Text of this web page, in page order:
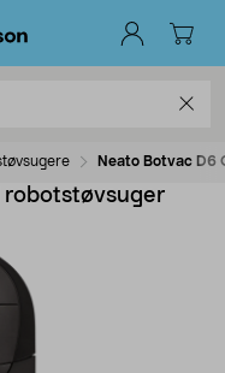
Neato Botvac D6
robotstøvsuger